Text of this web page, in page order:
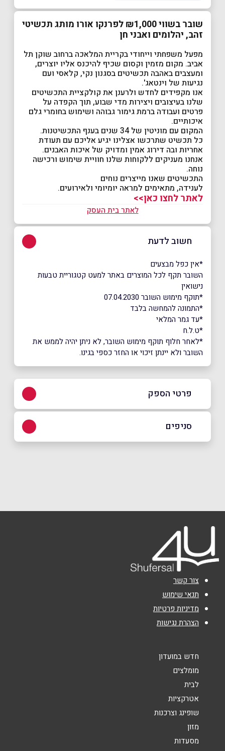
שובר בשווי ₪1,000 לפרנקו אורו מותג תכשיטי
זהב, יהלומים ואבני חן
מפעל משפחתי וייחודי בקריית המלאכה ברחוב שוקן תל
אביב. מקום מזמין וקסום שכיף להיכנס אליו יוצרים,
ומעצבים באהבה תכשיטים בסגנון נקי, קלאסי ועם
נגיעות של וינטאג'.
אנו מקפידים לחדש ולרענן את קולקציית התכשיטים
שלנו בעיצובים ויצירות מדי שבוע, תוך הקפדה על
פרטים ועבודה ברמת גימור גבוהה ושימוש בחומרי גלם
איכותיים.
המקום עם מוניטין של 34 שנים בענף התכשיטנות.
כל תכשיט שתרכשו אצלינו יגיע אליכם עם תעודת
אחריות ובה דירוג אמין ומדויק של איכות האבנים.
אנחנו מעניקים ללקוחות שלנו חוויית שימוש ורכישה
נוחה.
התכשיטים שאנו מייצרים נוחים
לענידה, מתאימים למראה יומיומי ולאירועים.
לאתר לחצו כאן>>
לאתר בית העסק
חשוב לדעת
*אין כפל מבצעים
השובר תקף לכל המוצרים באתר למעט קטגוריית טבעות
נישואין
*תוקף מימוש השובר 07.04.2030
*התמונה להמחשה בלבד
*עד גמר המלאי
*ט.ל.ח
*לאחר חלוף תוקף מימוש השובר, לא ניתן יהיה לממש את
השובר ולא יינתן זיכוי או החזר כספי בגינו.
פרטי הספק
באתר בפייסבוק באינסטגרם ביוטיוב
טלפון
אימייל*
נושא*
אנא חזרו אלי בקשר ל...
סניפים
צור קשר
תנאי שימוש
מדיניות פרטיות
הצהרת נגישות
חדש במועדון
מומלצים
לבית
אטרקציות
שופינג וצרכנות
מזון
מסעדות